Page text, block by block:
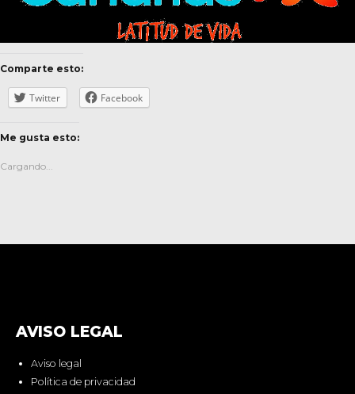
Comparte esto:
Twitter Facebook
Me gusta esto:
Cargando...
AVISO LEGAL
Aviso legal
Política de privacidad